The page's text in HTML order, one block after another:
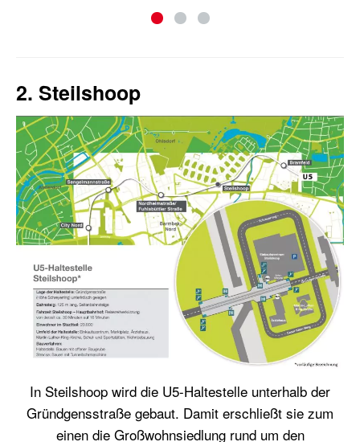
2. Steilshoop
In Steilshoop wird die U5-Haltestelle unterhalb der
Gründgensstraße gebaut. Damit erschließt sie zum
einen die Großwohnsiedlung rund um den